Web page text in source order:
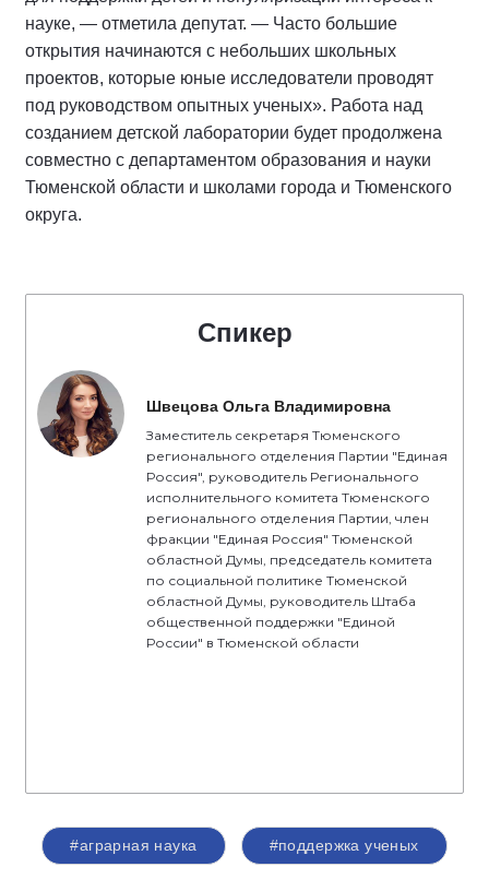
науке, — отметила депутат. — Часто большие
открытия начинаются с небольших школьных
проектов, которые юные исследователи проводят
под руководством опытных ученых». Работа над
созданием детской лаборатории будет продолжена
совместно с департаментом образования и науки
Тюменской области и школами города и Тюменского
округа.
Спикер
Швецова Ольга Владимировна
Заместитель секретаря Тюменского
регионального отделения Партии "Единая
Россия", руководитель Регионального
исполнительного комитета Тюменского
регионального отделения Партии, член
фракции "Единая Россия" Тюменской
областной Думы, председатель комитета
по социальной политике Тюменской
областной Думы, руководитель Штаба
общественной поддержки "Единой
России" в Тюменской области
#аграрная наука #поддержка ученых